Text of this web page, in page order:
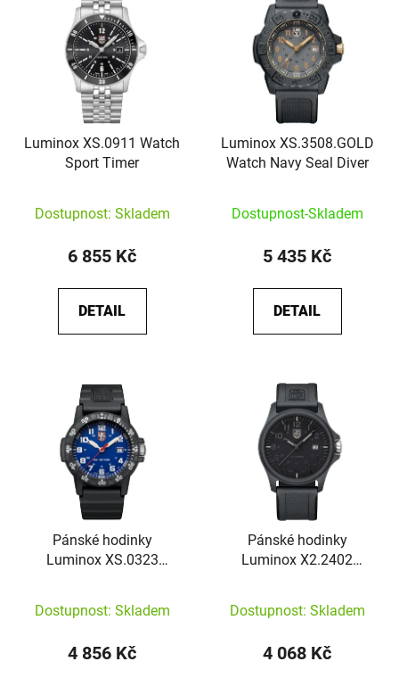
Luminox XS.0911 Watch
Sport Timer
Dostupnost: Skladem
6 855 Kč
DETAIL
Luminox XS.3508.GOLD
Watch Navy Seal Diver
Dostupnost-Skladem
5 435 Kč
DETAIL
Pánské hodinky
Luminox XS.0323
Dostupnost: Skladem
4 856 Kč
Pánské hodinky
Luminox X2.2402
Dostupnost: Skladem
4 068 Kč